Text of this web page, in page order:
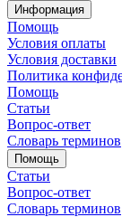
Информация
Помощь
Условия оплаты
Условия доставки
Политика
Помощь
Статьи
Вопрос-ответ
Словарь терминов
Помощь
Статьи
Вопрос-ответ
Словарь терминов